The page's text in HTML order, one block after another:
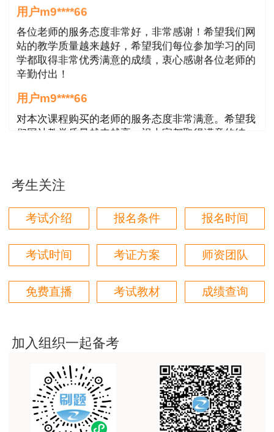
用户m9****66
各位老师的服务态度非常好，非常感谢！希望我们网
站的教学质量越来越好，希望我们每位参加学习的同
学都取得非常优秀满意的成绩，衷心感谢各位老师的
辛勤付出！
用户m9****66
对本次课程购买的老师的服务态度非常满意。希望我
们网站教学质量越来越高。祝大家都取得满意的结
3位老师，讲的都非常的好，
用户m5****66
用户m9****88
建设工程教育网很给力，课程逻辑清晰，老师讲解通
俗易懂，重点突出，模拟题质量高，押题卷压中的知
荐[强][强]
感谢教育网的多年支持与培养。
用户m9****66
老师讲课认真负责，要点突出；我考试通过了。
考生关注
考试介绍 报名条件 报名时间
考试时间 考证方案 师资团队
免费直播 考试教材 成绩查询
加入组织一起备考